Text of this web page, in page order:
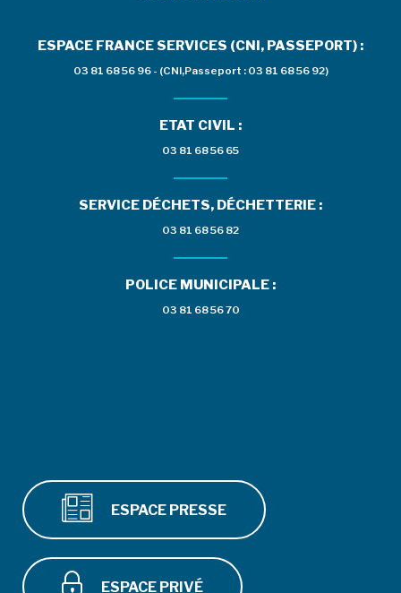
ESPACE FRANCE SERVICES (CNI, PASSEPORT) :
03 81 68 56 96 - (CNI,Passeport : 03 81 68 56 92)
ETAT CIVIL :
03 81 68 56 65
SERVICE DÉCHETS, DÉCHETTERIE :
03 81 68 56 82
POLICE MUNICIPALE :
03 81 68 56 70
ESPACE PRESSE
ESPACE PRIVÉ